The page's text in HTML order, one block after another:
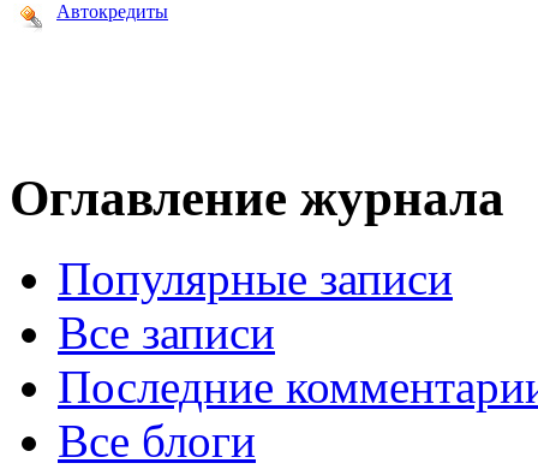
Автокредиты
Оглавление журнала
Популярные записи
Все записи
Последние
Все блоги